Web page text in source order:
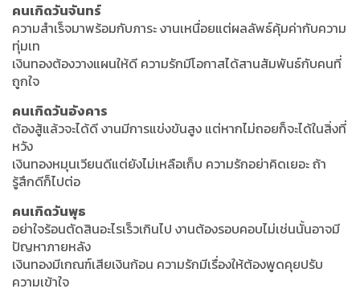
คนเกิดวันจันทร์
ความสำเร็จมาพร้อมกับภาระ งานเหนื่อยแต่ผลลัพธ์คุ้มค่ากับความ
ทุ่มเท
เงินทองต้องวางแผนให้ดี ความรักมีโอกาสได้สานสัมพันธ์กับคนที่
ถูกใจ
คนเกิดวันอังคาร
ต้องสู้แล้วจะได้ดี งานมีการแข่งขันสูง แต่หากไม่ถอยก็จะได้ในสิ่งที่
หวัง
เงินทองหมุนเวียนดีแต่ยังไม่เหลือเก็บ ความรักอย่าคิดเยอะ ถ้า
รู้สึกดีก็ไปต่อ
คนเกิดวันพุธ
อย่าใจร้อนตัดสินอะไรเร็วเกินไป งานต้องรอบคอบไม่เช่นนั้นอาจมี
ปัญหาภายหลัง
เงินทองมีเกณฑ์เสียเงินก้อน ความรักมีเรื่องให้ต้องพูดคุยปรับ
ความเข้าใจ